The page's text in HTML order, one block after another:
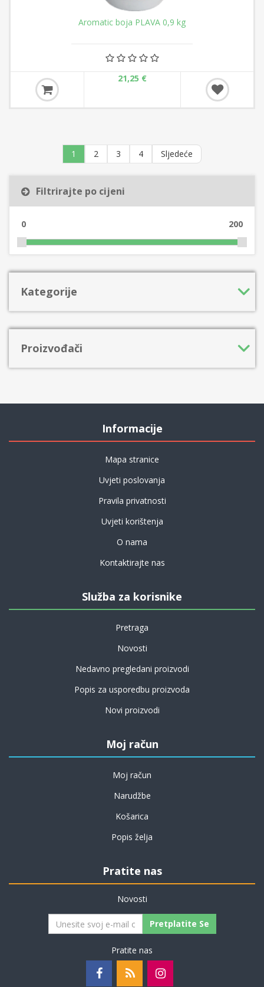
Aromatic boja PLAVA 0,9 kg
21,25 €
1 2 3 4 Sljedeće
Filtrirajte po cijeni
0 200
Kategorije
Proizvođači
Informacije
Mapa stranice
Uvjeti poslovanja
Pravila privatnosti
Uvjeti korištenja
O nama
Kontaktirajte nas
Služba za korisnike
Pretraga
Novosti
Nedavno pregledani proizvodi
Popis za usporedbu proizvoda
Novi proizvodi
Moj račun
Moj račun
Narudžbe
Košarica
Popis želja
Pratite nas
Novosti
Pretplatite Se
Pratite nas